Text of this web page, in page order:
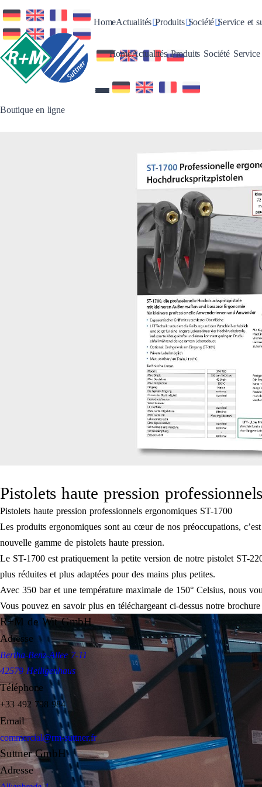
HomeActualitésToggle Dropdown
ProduitsToggle Dropdown
SociétéToggle
Service et
Boutique en ligne
HomeActualitésToggle Dropdown
Produits Toggle
SociétéToggle
Pistolets haute pression
Pistolets haute pression professionnels ergonomiques ST-1700
Les produits ergonomiques sont au cœur de nos préoccupations,
nouvelle gamme de pistolets haute pression.
Le ST-1700 est pratiquement la petite version de notre pistolet ST-
plus réduites et plus adaptées pour des mains plus petites.
Avec 350 bar et une température maximale de 150° Celsius, nous
Vous pouvez en savoir plus en téléchargeant ci-dessus notre
R+M de Wit GmbH
Adresse
Bertha-Benz-Allee 7-11
42579 Heiligenhaus
Téléphone
+33 492 798 984
Email
commercial@rm-suttner.fr
Suttner GmbH
Adresse